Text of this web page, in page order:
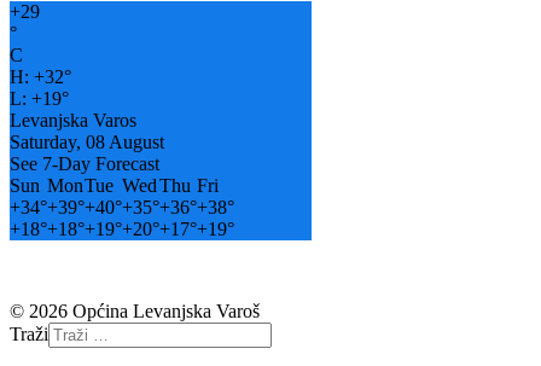
+29
°
C
H: +32°
L: +19°
Levanjska Varos
Saturday, 08 August
See 7-Day Forecast
Sun MonTue WedThu Fri
+34°+39°+40°+35°+36°+38°
+18°+18°+19°+20°+17°+19°
© 2026 Općina Levanjska Varoš
Traži